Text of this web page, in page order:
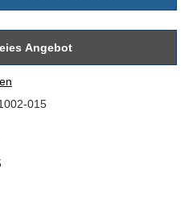
Angebot
015